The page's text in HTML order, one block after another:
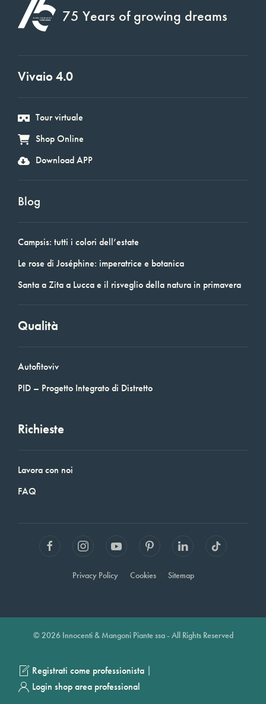
75 Years of growing dreams
Vivaio 4.0
Tour virtuale
Shop Online
Download APP
Blog
Campsis: tutti i colori dell’estate
Le rose di Joséphine: imperatrice e botanica
Santa a Zita a Lucca e il risveglio della natura in primavera
Qualità
Autofitoviv
PID – Progetto Integrato di Distretto
Richieste
Lavora con noi
FAQ
Privacy Policy Cookies Sitemap
© 2026 Innocenti & Mangoni Piante ssa - All Rights Reserved
Registrati come professionista |
Login shop area professional